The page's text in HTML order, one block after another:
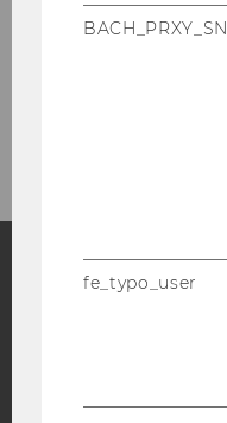
BACH_PRXY_SN
fe_typo_user